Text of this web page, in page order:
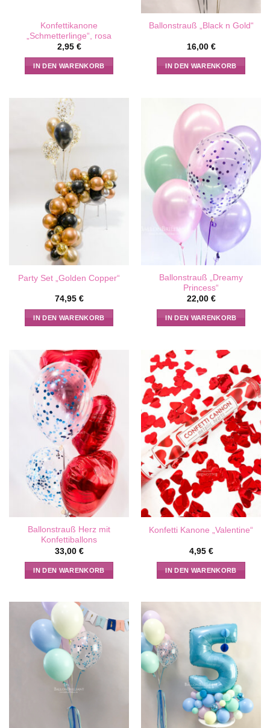
Konfettikanone
„Schmetterlinge“, rosa
2,95 €
IN DEN WARENKORB
Ballonstrauß „Black n Gold“
16,00 €
IN DEN WARENKORB
Party Set „Golden Copper“
74,95 €
IN DEN WARENKORB
Ballonstrauß „Dreamy
Princess“
22,00 €
IN DEN WARENKORB
Ballonstrauß Herz mit
Konfettiballons
33,00 €
IN DEN WARENKORB
Konfetti Kanone „Valentine“
4,95 €
IN DEN WARENKORB